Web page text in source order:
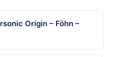
Origin – Föhn –